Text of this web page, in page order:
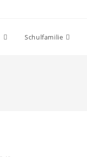
Schulfamilie